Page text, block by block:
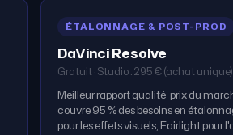
ÉTALONNAGE & POST-PROD
DaVinci Resolve
Gratuit · Studio : 295 € (achat unique)
Meilleur rapport qualité-prix du
couvre 95 % des besoins en
pour les effets visuels, Fairlight pour